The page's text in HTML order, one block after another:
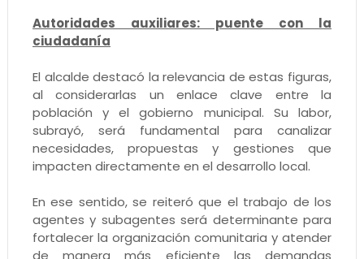
Autoridades auxiliares: puente con la
ciudadanía
El alcalde destacó la relevancia de estas figuras,
al considerarlas un enlace clave entre la
población y el gobierno municipal. Su labor,
subrayó, será fundamental para canalizar
necesidades, propuestas y gestiones que
impacten directamente en el desarrollo local.
En ese sentido, se reiteró que el trabajo de los
agentes y subagentes será determinante para
fortalecer la organización comunitaria y atender